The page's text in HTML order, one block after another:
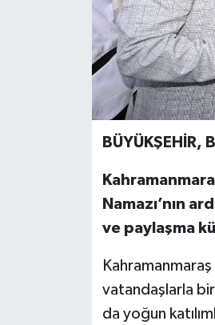
BÜYÜKŞEHİR,
Namazı’nın
ve paylaşma
vatandaşlarla
da yoğun